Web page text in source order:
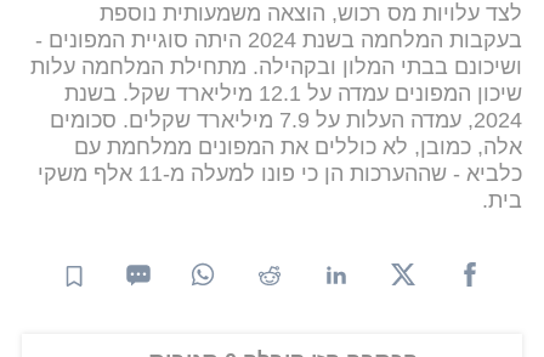
לצד עלויות מס רכוש, הוצאה משמעותית נוספת
בעקבות המלחמה בשנת 2024 היתה סוגיית המפונים -
ושיכונם בבתי המלון ובקהילה. מתחילת המלחמה עלות
שיכון המפונים עמדה על 12.1 מיליארד שקל. בשנת
2024, עמדה העלות על 7.9 מיליארד שקלים. סכומים
אלה, כמובן, לא כוללים את המפונים ממלחמת עם
כלביא - שההערכות הן כי פונו למעלה מ-11 אלף משקי
בית.